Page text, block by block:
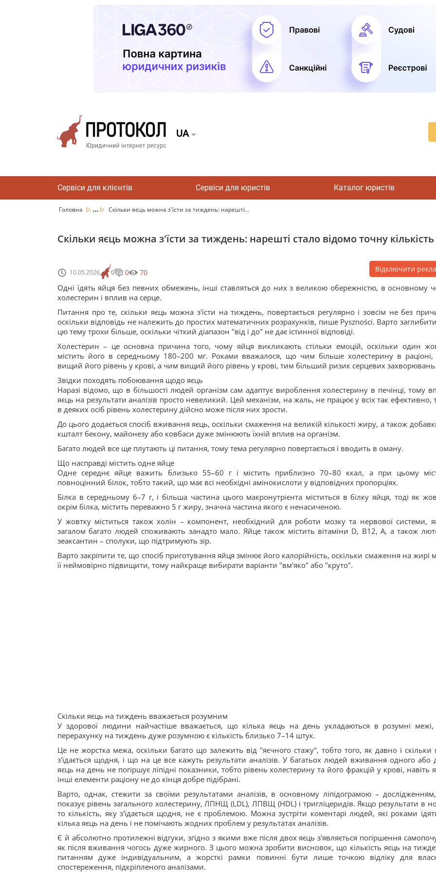
UA
Сервіси для клієнтів Сервіси для юристів Каталог юристів
Головна ... Скільки яєць можна з'їсти за тиждень: нарешті...
Скільки яєць можна з'їсти за тиждень: нарешті стало відомо точну кількість
10.05.2026 0 0 70 Відключити
Одні їдять яйця без певних обмежень, інші ставляться до них з великою обережністю, в основному
холестерин і вплив на серце.
Питання про те, скільки яєць можна з'їсти на тиждень, повертається регулярно і зовсім не без
оскільки відповідь не належить до простих математичних розрахунків, пише Pyszności. Варто
цю тему трохи більше, оскільки чіткий діапазон "від і до" не дає істинної відповіді.
Холестерин – це основна причина того, чому яйця викликають стільки емоцій, оскільки один
містить його в середньому 180–200 мг. Роками вважалося, що чим більше холестерину в
вищий його рівень у крові, а чим вищий його рівень у крові, тим більший ризик серцевих захворювань.
Звідки походять побоювання щодо яєць
Наразі відомо, що в більшості людей організм сам адаптує вироблення холестерину в печінці, тому
яєць на результати аналізів просто невеликий. Цей механізм, на жаль, не працює у всіх так ефективно,
в деяких осіб рівень холестерину дійсно може після них зрости.
До цього додається спосіб вживання яєць, оскільки смаження на великій кількості жиру, а також
кшталт бекону, майонезу або ковбаси дуже змінюють їхній вплив на організм.
Багато людей все ще плутають ці питання, тому тема регулярно повертається і вводить в оману.
Що насправді містить одне яйце
Одне середнє яйце важить близько 55–60 г і містить приблизно 70–80 ккал, а при цьому
повноцінний білок, тобто такий, що має всі необхідні амінокислоти у відповідних пропорціях.
Білка в середньому 6–7 г, і більша частина цього макронутрієнта міститься в білку яйця, тоді як
окрім білка, містить переважно 5 г жиру, значна частина якого є ненасиченою.
У жовтку міститься також холін – компонент, необхідний для роботи мозку та нервової системи,
загалом багато людей споживають занадто мало. Яйце також містить вітаміни D, B12, A, а також
зеаксантин – сполуки, що підтримують зір.
Варто закріпити те, що спосіб приготування яйця змінює його калорійність, оскільки смаження на жирі
її неймовірно підвищити, тому найкраще вибирати варіанти "вм'яко" або "круто".
Скільки яєць на тиждень вважається розумним
У здорової людини найчастіше вважається, що кілька яєць на день укладаються в розумні
перерахунку на тиждень дуже розумною є кількість близько 7–14 штук.
Це не жорстка межа, оскільки багато що залежить від "яєчного стажу", тобто того, як давно і скільки
з'їдається щодня, і що на це все кажуть результати аналізів. У багатьох людей вживання одного або
яєць на день не погіршує ліпідні показники, тобто рівень холестерину та його фракцій у крові, навіть
інші елементи раціону не до кінця добре підібрані.
Варто, однак, стежити за своїми результатами аналізів, в основному ліпідограмою –
показує рівень загального холестерину, ЛПНЩ (LDL), ЛПВЩ (HDL) і тригліцеридів. Якщо результати в
то кількість, яку з'їдається щодня, не є проблемою. Можна зустріти коментарі людей, які роками
кілька яєць на день і не помічають жодних проблем у результатах аналізів.
Є й абсолютно протилежні відгуки, згідно з якими вже після двох яєць з'являється погіршення
як після вживання чогось дуже жирного. З цього можна зробити висновок, що кількість яєць на
питанням дуже індивідуальним, а жорсткі рамки повинні бути лише точкою відліку для
спостереження, підкріпленого аналізами.